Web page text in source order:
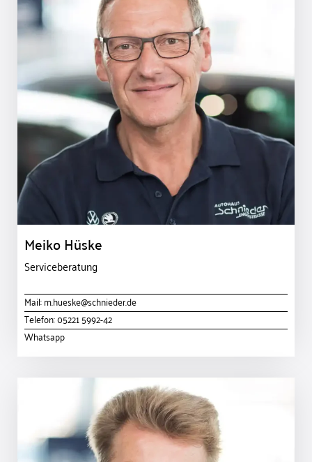
Meiko Hüske
Serviceberatung
Mail:m.hueske@schnieder.de
Telefon:05221 5992-42
Whatsapp